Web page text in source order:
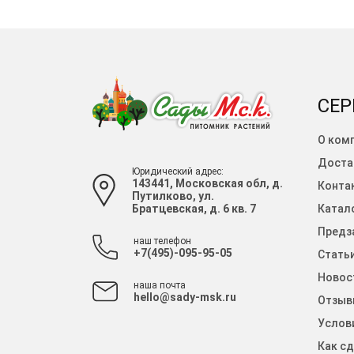
Юридический адрес:
143441, Московская обл, д.
Путилково, ул.
Братцевская, д. 6 кв. 7
наш телефон
+7(495)-095-95-05
наша почта
hello@sady-msk.ru
О
Как